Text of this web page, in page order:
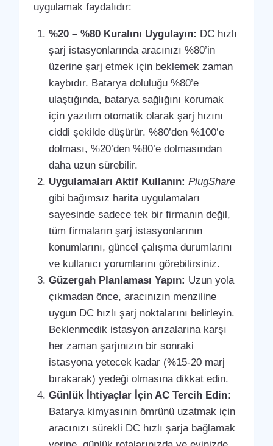
uygulamak faydalıdır:
%20 – %80 Kuralını Uygulayın: DC hızlı
şarj istasyonlarında aracınızı %80’in
üzerine şarj etmek için beklemek zaman
kaybıdır. Batarya doluluğu %80’e
ulaştığında, batarya sağlığını korumak
için yazılım otomatik olarak şarj hızını
ciddi şekilde düşürür. %80’den %100’e
dolması, %20’den %80’e dolmasından
daha uzun sürebilir.
Uygulamaları Aktif Kullanın: PlugShare
gibi bağımsız harita uygulamaları
sayesinde sadece tek bir firmanın değil,
tüm firmaların şarj istasyonlarının
konumlarını, güncel çalışma durumlarını
ve kullanıcı yorumlarını görebilirsiniz.
Güzergah Planlaması Yapın: Uzun yola
çıkmadan önce, aracınızın menziline
uygun DC hızlı şarj noktalarını belirleyin.
Beklenmedik istasyon arızalarına karşı
her zaman şarjınızın bir sonraki
istasyona yetecek kadar (%15-20 marj
bırakarak) yedeği olmasına dikkat edin.
Günlük İhtiyaçlar İçin AC Tercih Edin:
Batarya kimyasının ömrünü uzatmak için
aracınızı sürekli DC hızlı şarja bağlamak